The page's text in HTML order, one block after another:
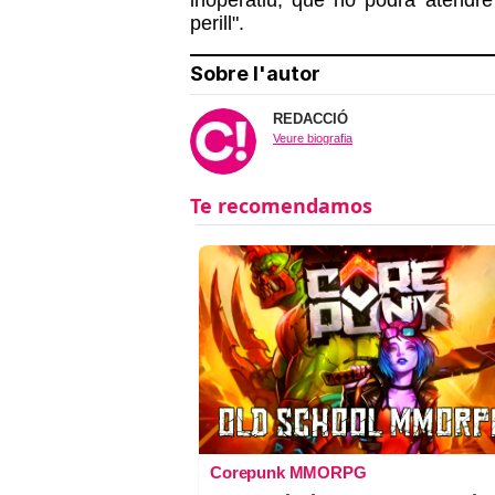
perill".
Sobre l'autor
REDACCIÓ
Veure biografia
Corepunk MMORPG